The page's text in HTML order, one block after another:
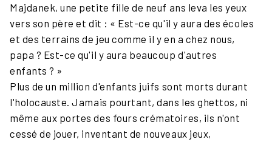
Majdanek, une petite fille de neuf ans leva les yeux
vers son père et dit : « Est-ce qu'il y aura des écoles
et des terrains de jeu comme il y en a chez nous,
papa ? Est-ce qu'il y aura beaucoup d'autres
enfants ? »
Plus de un million d'enfants juifs sont morts durant
l'holocauste. Jamais pourtant, dans les ghettos, ni
même aux portes des fours crématoires, ils n'ont
cessé de jouer, inventant de nouveaux jeux,